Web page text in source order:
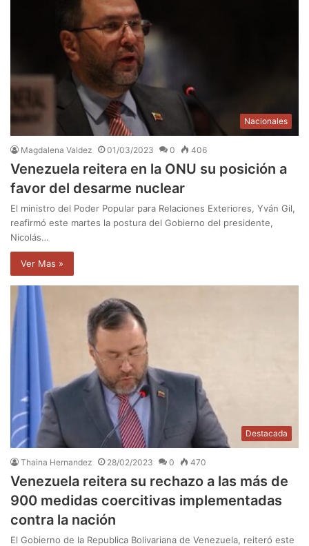
Nacionales
Magdalena Valdez 01/03/2023 0 406
Venezuela reitera en la ONU su posición a
favor del desarme nuclear
El ministro del Poder Popular para Relaciones Exteriores, Yván Gil,
reafirmó este martes la postura del Gobierno del presidente,
Nicolás…
Ver Mas »
Destacada
Thaina Hernandez 28/02/2023 0 470
Venezuela reitera su rechazo a las más de
900 medidas coercitivas implementadas
contra la nación
El Gobierno de la Republica Bolivariana de Venezuela, reiteró este